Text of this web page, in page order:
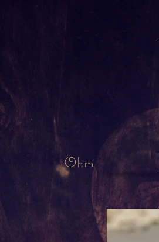
Ohm